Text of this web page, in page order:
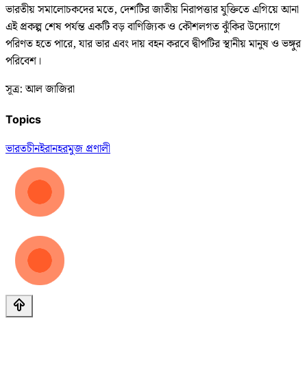
ভারতীয় সমালোচকদের মতে, দেশটির জাতীয় নিরাপত্তার যুক্তিতে এগিয়ে আনা
এই প্রকল্প শেষ পর্যন্ত একটি বড় বাণিজ্যিক ও কৌশলগত ঝুঁকির উদ্যোগে
পরিণত হতে পারে, যার ভার এবং দায় বহন করবে দ্বীপটির স্থানীয় মানুষ ও ভঙ্গুর
পরিবেশ।
সূত্র: আল জাজিরা
Topics
ভারতচীনইরানহরমুজ প্রণালী